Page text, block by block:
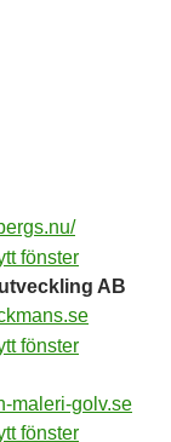
AB
maleri-golv.se